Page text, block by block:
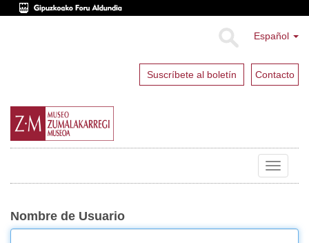
Español
Suscríbete al boletín Contacto
Toggle
Nombre de Usuario